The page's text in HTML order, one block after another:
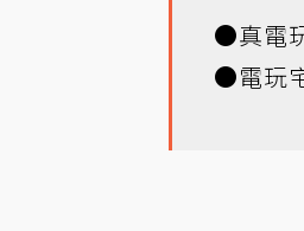
●真電
●電玩